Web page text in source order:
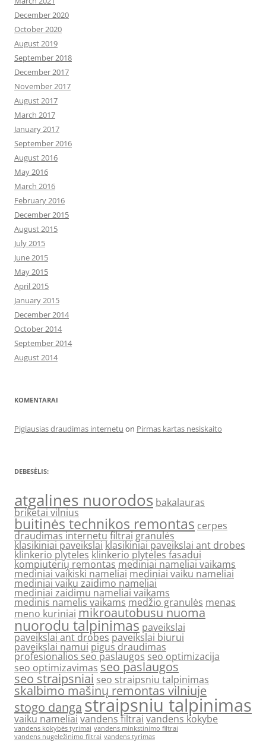
December 2020
October 2020
August 2019
September 2018
December 2017
November 2017
August 2017
March 2017
January 2017
September 2016
August 2016
May 2016
March 2016
February 2016
December 2015
August 2015
July 2015
June 2015
May 2015
April 2015
January 2015
December 2014
October 2014
September 2014
August 2014
KOMENTARAI
Pigiausias draudimas internetu on Pirmas kartas nesiskaito
DEBESĖLIS:
atgalines nuorodos bakalauras
briketai vilnius
buitinės technikos remontas cerpes
draudimas internetufiltraigranulės
klasikiniai paveikslai klasikiniai paveikslai ant drobes
klinkerio plyteles klinkerio plyteles fasadui
kompiuterių remontas mediniai nameliai vaikams
mediniai vaikiski nameliai mediniai vaiku nameliai
mediniai vaiku zaidimo nameliai
mediniai zaidimu nameliai vaikams
medinis namelis vaikams medžio granulės menas
meno kuriniai mikroautobusu nuoma
nuorodu talpinimas paveikslai
paveikslai ant drobespaveikslai biurui
paveikslai namui pigus draudimas
profesionalios seo paslaugos seo optimizacija
seo optimizavimas seo paslaugos
seo straipsniai seo straipsniu talpinimas
skalbimo mašinų remontas vilniuje
stogo danga straipsniu talpinimas
vaiku nameliai vandens filtrai vandens kokybe
vandens kokybės tyrimai vandens minkstinimo filtrai
vandens nugeležinimo filtrai vandens tyrimas